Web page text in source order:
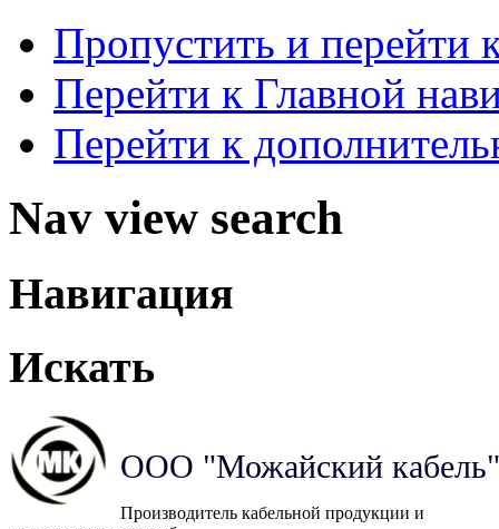
Пропустить и перейти
Перейти к Главной
Перейти к
Nav view search
Навигация
Искать
ООО "Можайский кабель"
Производитель кабельной продукции и